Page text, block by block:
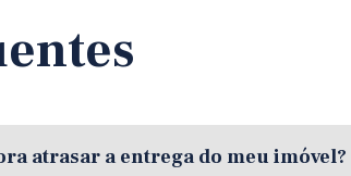
atrasar a entrega do meu imóvel?